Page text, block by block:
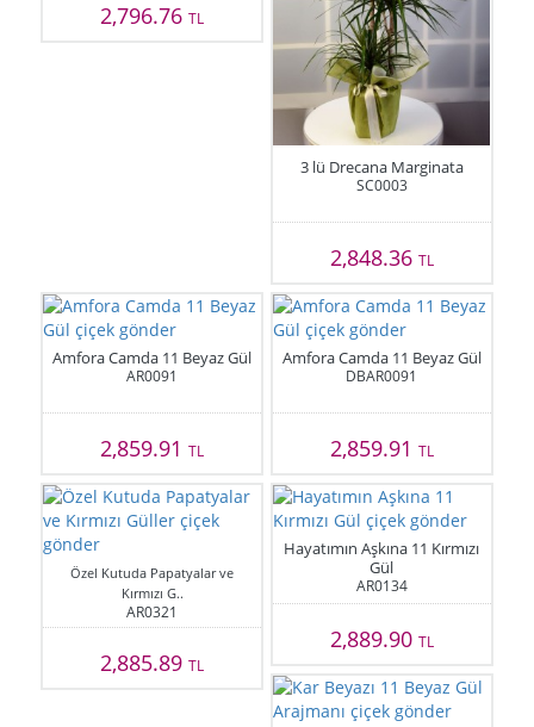
2,796.76TL
3 lü Drecana Marginata
SC0003
2,848.36 TL
Amfora Camda 11 Beyaz Gül
AR0091
2,859.91TL
Amfora Camda 11 Beyaz Gül
DBAR0091
2,859.91 TL
Özel Kutuda Papatyalar ve
Kırmızı G..
AR0321
2,885.89TL
Hayatımın Aşkına 11 Kırmızı
Gül
AR0134
2,889.90 TL